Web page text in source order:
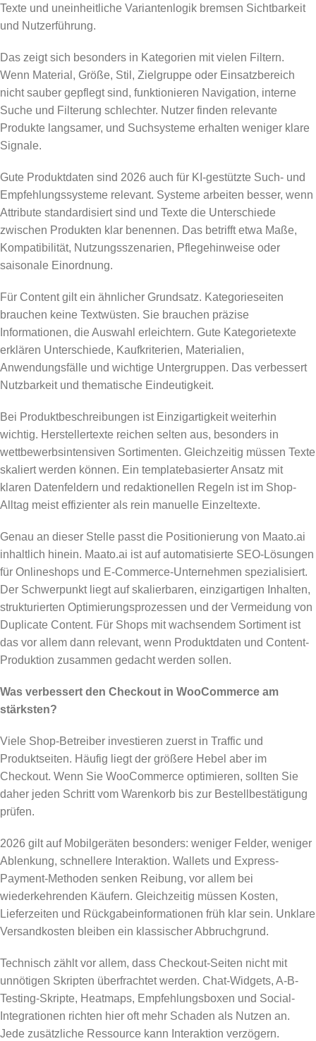
Texte und uneinheitliche Variantenlogik bremsen Sichtbarkeit
und Nutzerführung.
Das zeigt sich besonders in Kategorien mit vielen Filtern.
Wenn Material, Größe, Stil, Zielgruppe oder Einsatzbereich
nicht sauber gepflegt sind, funktionieren Navigation, interne
Suche und Filterung schlechter. Nutzer finden relevante
Produkte langsamer, und Suchsysteme erhalten weniger klare
Signale.
Gute Produktdaten sind 2026 auch für KI-gestützte Such- und
Empfehlungssysteme relevant. Systeme arbeiten besser, wenn
Attribute standardisiert sind und Texte die Unterschiede
zwischen Produkten klar benennen. Das betrifft etwa Maße,
Kompatibilität, Nutzungsszenarien, Pflegehinweise oder
saisonale Einordnung.
Für Content gilt ein ähnlicher Grundsatz. Kategorieseiten
brauchen keine Textwüsten. Sie brauchen präzise
Informationen, die Auswahl erleichtern. Gute Kategorietexte
erklären Unterschiede, Kaufkriterien, Materialien,
Anwendungsfälle und wichtige Untergruppen. Das verbessert
Nutzbarkeit und thematische Eindeutigkeit.
Bei Produktbeschreibungen ist Einzigartigkeit weiterhin
wichtig. Herstellertexte reichen selten aus, besonders in
wettbewerbsintensiven Sortimenten. Gleichzeitig müssen Texte
skaliert werden können. Ein templatebasierter Ansatz mit
klaren Datenfeldern und redaktionellen Regeln ist im Shop-
Alltag meist effizienter als rein manuelle Einzeltexte.
Genau an dieser Stelle passt die Positionierung von Maato.ai
inhaltlich hinein. Maato.ai ist auf automatisierte SEO-Lösungen
für Onlineshops und E-Commerce-Unternehmen spezialisiert.
Der Schwerpunkt liegt auf skalierbaren, einzigartigen Inhalten,
strukturierten Optimierungsprozessen und der Vermeidung von
Duplicate Content. Für Shops mit wachsendem Sortiment ist
das vor allem dann relevant, wenn Produktdaten und Content-
Produktion zusammen gedacht werden sollen.
Was verbessert den Checkout in WooCommerce am
stärksten?
Viele Shop-Betreiber investieren zuerst in Traffic und
Produktseiten. Häufig liegt der größere Hebel aber im
Checkout. Wenn Sie WooCommerce optimieren, sollten Sie
daher jeden Schritt vom Warenkorb bis zur Bestellbestätigung
prüfen.
2026 gilt auf Mobilgeräten besonders: weniger Felder, weniger
Ablenkung, schnellere Interaktion. Wallets und Express-
Payment-Methoden senken Reibung, vor allem bei
wiederkehrenden Käufern. Gleichzeitig müssen Kosten,
Lieferzeiten und Rückgabeinformationen früh klar sein. Unklare
Versandkosten bleiben ein klassischer Abbruchgrund.
Technisch zählt vor allem, dass Checkout-Seiten nicht mit
unnötigen Skripten überfrachtet werden. Chat-Widgets, A-B-
Testing-Skripte, Heatmaps, Empfehlungsboxen und Social-
Integrationen richten hier oft mehr Schaden als Nutzen an.
Jede zusätzliche Ressource kann Interaktion verzögern.